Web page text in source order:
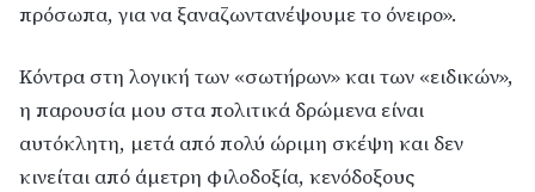
πρόσωπα, για να ξαναζωντανέψουμε το όνειρο».
Κόντρα στη λογική των «σωτήρων» και των «ειδικών»,
η παρουσία μου στα πολιτικά δρώμενα είναι
αυτόκλητη, μετά από πολύ ώριμη σκέψη και δεν
κινείται από άμετρη φιλοδοξία, κενόδοξους